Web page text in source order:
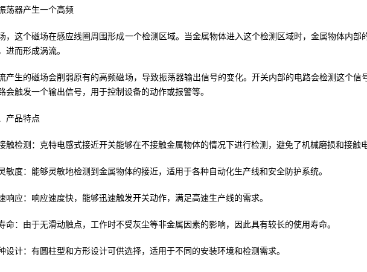
荡器产生一个高频
，这个磁场在感应线圈周围形成一个检测区域。当金属物体进入这个检测区域时，金属物体内部
进而形成涡流。
产生的磁场会削弱原有的高频磁场，导致振荡器输出信号的变化。开关内部的电路会检测这个信
会触发一个输出信号，用于控制设备的动作或报警等。
产品特点
触检测：克特电感式接近开关能够在不接触金属物体的情况下进行检测，避免了机械磨损和接触
敏度：能够灵敏地检测到金属物体的接近，适用于各种自动化生产线和安全防护系统。
响应：响应速度快，能够迅速触发开关动作，满足高速生产线的需求。
命：由于无滑动触点，工作时不受灰尘等非金属因素的影响，因此具有较长的使用寿命。
设计：有圆柱型和方形设计可供选择，适用于不同的安装环境和检测需求。